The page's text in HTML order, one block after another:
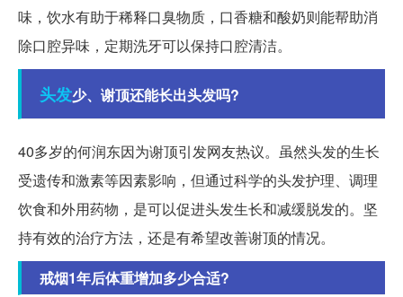
味，饮水有助于稀释口臭物质，口香糖和酸奶则能帮助消
除口腔异味，定期洗牙可以保持口腔清洁。
头发少、谢顶还能长出头发吗?
40多岁的何润东因为谢顶引发网友热议。虽然头发的生长
受遗传和激素等因素影响，但通过科学的头发护理、调理
饮食和外用药物，是可以促进头发生长和减缓脱发的。坚
持有效的治疗方法，还是有希望改善谢顶的情况。
戒烟1年后体重增加多少合适?